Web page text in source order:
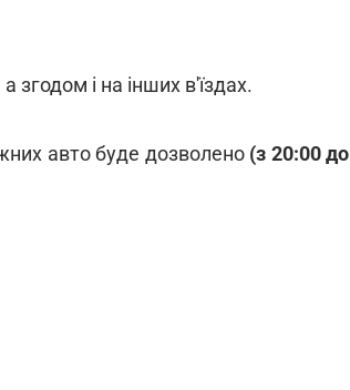
згодом і на інших в'їздах.
авто буде дозволено (з 20:00 до